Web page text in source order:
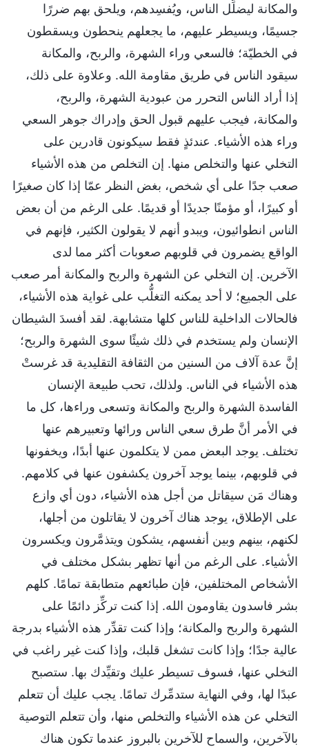
والمكانة ليضلِّل الناس، ويُفسِدهم، ويلحق بهم ضررًا
جسيمًا، ويسيطر عليهم، ما يجعلهم ينحطون ويسقطون
في الخطيّة؛ فالسعي وراء الشهرة، والربح، والمكانة
سيقود الناس في طريق مقاومة الله. وعلاوة على ذلك،
إذا أراد الناس التحرر من عبودية الشهرة، والربح،
والمكانة، فيجب عليهم قبول الحق وإدراك جوهر السعي
وراء هذه الأشياء. عندئذٍ فقط سيكونون قادرين على
التخلي عنها والتخلص منها. إن التخلص من هذه الأشياء
صعب جدًا على أي شخص، بغض النظر عمّا إذا كان صغيرًا
أو كبيرًا، أو مؤمنًا جديدًا أو قديمًا. على الرغم من أن بعض
الناس انطوائيون، ويبدو أنهم لا يقولون الكثير، فإنهم في
الواقع يضمرون في قلوبهم صعوبات أكثر مما لدى
الآخرين. إن التخلي عن الشهرة والربح والمكانة أمر صعب
على الجميع؛ لا أحد يمكنه التغلُّب على غواية هذه الأشياء،
فالحالات الداخلية للناس كلها متشابهة. لقد أفسدَ الشيطان
الإنسان ولم يستخدم في ذلك شيئًا سوى الشهرة والربح؛
إنَّ عدة آلاف من السنين من الثقافة التقليدية قد غرستْ
هذه الأشياء في الناس. ولذلك، تحب طبيعة الإنسان
الفاسدة الشهرة والربح والمكانة وتسعى وراءها، كل ما
في الأمر أنَّ طرق سعي الناس ورائها وتعبيرهم عنها
تختلف. يوجد البعض ممن لا يتكلمون عنها أبدًا، ويخفونها
في قلوبهم، بينما يوجد آخرون يكشفون عنها في كلامهم.
وهناك مَن سيقاتل من أجل هذه الأشياء، دون أي وازع
على الإطلاق، يوجد هناك آخرون لا يقاتلون من أجلها،
لكنهم، بينهم وبين أنفسهم، يشكون ويتذمَّرون ويكسرون
الأشياء. على الرغم من أنها تظهر بشكل مختلف في
الأشخاص المختلفين، فإن طبائعهم متطابقة تمامًا. كلهم
بشر فاسدون يقاومون الله. إذا كنت تركِّز دائمًا على
الشهرة والربح والمكانة؛ وإذا كنت تقدِّر هذه الأشياء بدرجة
عالية جدًا؛ وإذا كانت تشغل قلبك، وإذا كنت غير راغب في
التخلي عنها، فسوف تسيطر عليك وتقيِّدك بها. ستصبح
عبدًا لها، وفي النهاية ستدمِّرك تمامًا. يجب عليك أن تتعلم
التخلي عن هذه الأشياء والتخلص منها، وأن تتعلم التوصية
بالآخرين، والسماح للآخرين بالبروز عندما تكون هناك